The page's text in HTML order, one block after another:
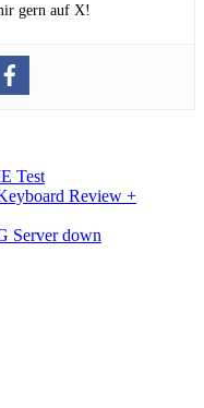
gern auf X!
Test
Review +
Server down